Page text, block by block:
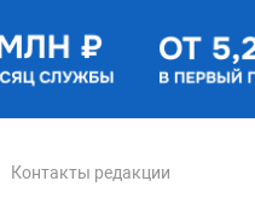
Контакты редакции